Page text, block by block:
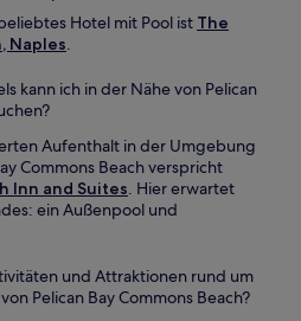
Hotel mit Pool ist The
Naples.
kann ich in der Nähe von Pelican
Aufenthalt in der Umgebung
Commons Beach verspricht
Inn and Suites. Hier erwartet
ein Außenpool und
und Attraktionen rund um
Pelican Bay Commons Beach?